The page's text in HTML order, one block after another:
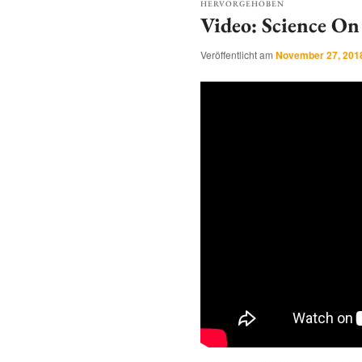
Video: Science
HERVORGEHOBEN
Veröffentlicht am November 27,